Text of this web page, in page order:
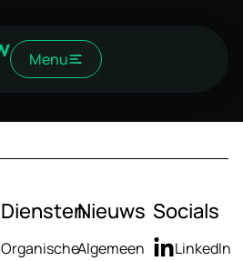
Menu
Diensten
Organische
Nieuws
Algemeen
Socials
LinkedIn